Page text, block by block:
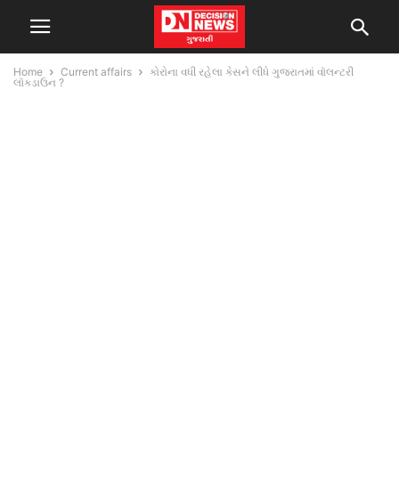
Home Current affairs
કોરોના વધી રહેલા કેસને લીધે ગુજરાતમાં વૉલન્ટરી
લૉકડાઉન ?